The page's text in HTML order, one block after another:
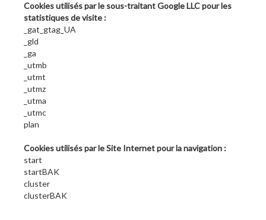
Cookies utilisés par le sous-traitant Google LLC pour les
statistiques de visite :
_gat_gtag_UA
_gld
_ga
_utmb
_utmt
_utmz
_utma
_utmc
plan
Cookies utilisés par le Site Internet pour la navigation :
start
startBAK
cluster
clusterBAK